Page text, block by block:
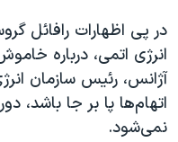
آرشیو پخش زنده
مجموعه مستندهای
تریبونال مردمی آبان ۹۸
دادگاه حمید نوری
چهل سال گروگان‌گیری
در پی اظهارات رافائل
انرژی اتمی، درباره
آژانس، رئیس سازمان
اتهام‌ها پا بر جا باشد،
نمی‌شود.